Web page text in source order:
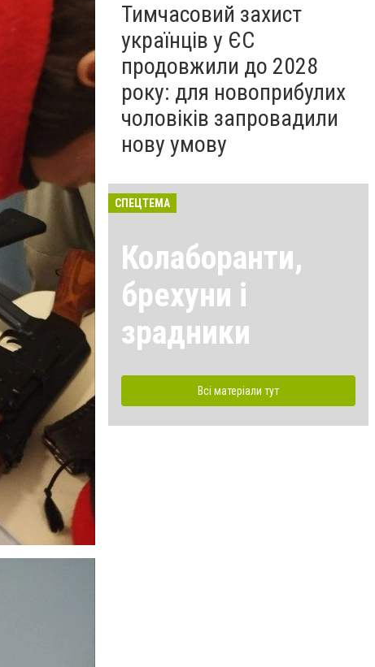
Тимчасовий захист
українців у ЄС
продовжили до 2028
року: для новоприбулих
чоловіків запровадили
нову умову
СПЕЦТЕМА
Колаборанти,
брехуни і
зрадники
Всі матеріали тут